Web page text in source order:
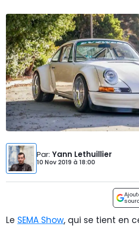
Par: Yann Lethuillier
10 Nov 2019 à 18:00
Le SEMA Show, qui se tient en